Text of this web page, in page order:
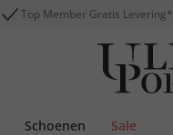
Top Member Gratis Levering*
Schoenen Sale